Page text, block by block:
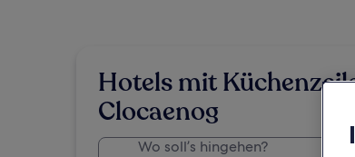
Hotels mit
Clocaenog
Wo soll’s hingehen?